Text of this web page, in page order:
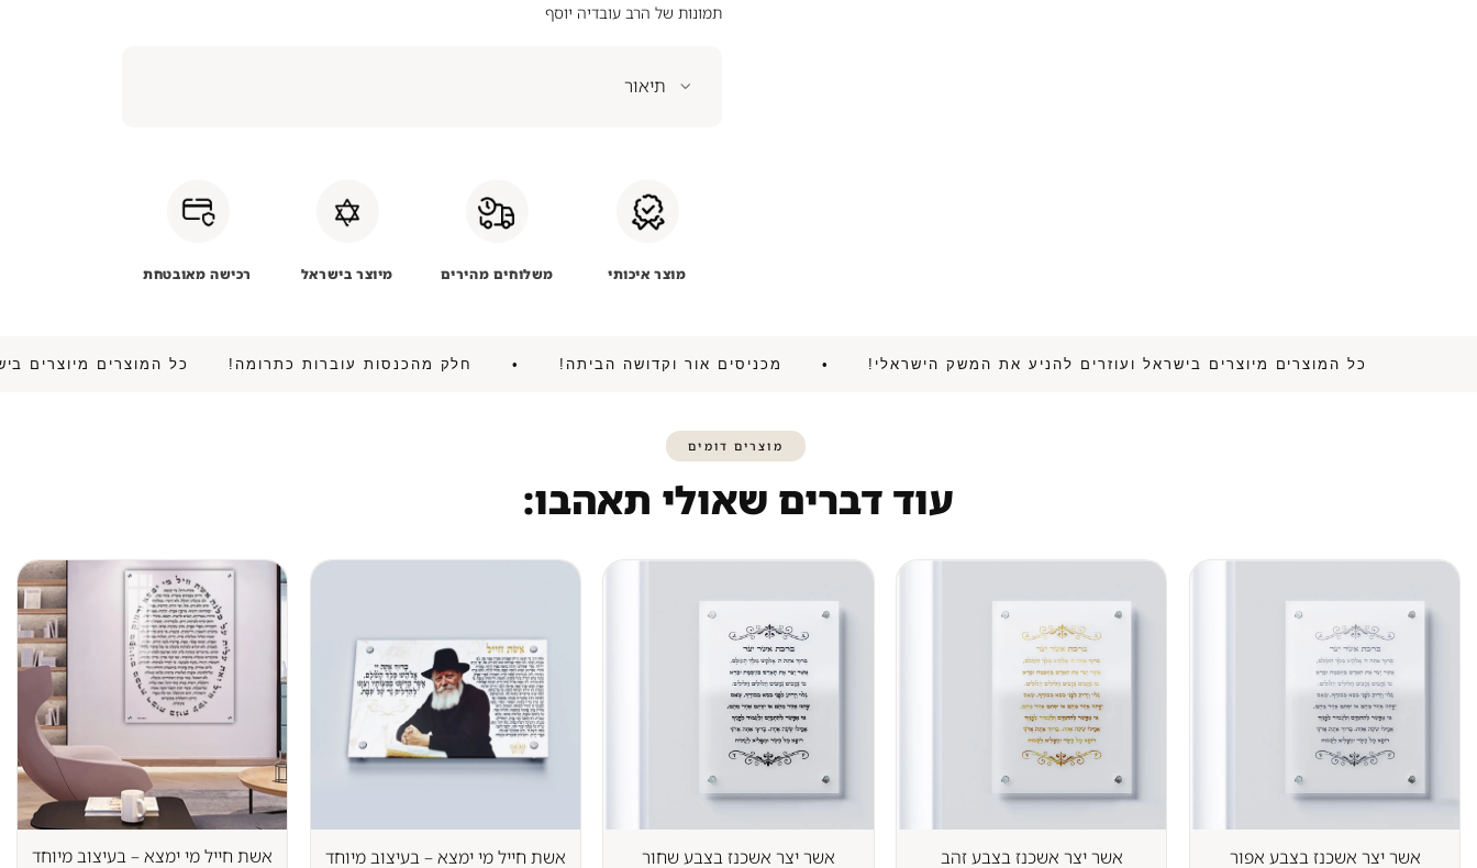
תמונות של הרב עובדיה יוסף
תיאור
מוצר איכותי משלוחים מהירים מיוצר בישראל רכישה מאובטחת
כל המוצרים מיוצרים בישראל ועוזרים להניע את המשק הישראלי! • מכניסים אור וקדושה הביתה! • חלק מהכנסות עוברות כתרומה!כל המוצרים
מוצרים דומים
עוד דברים שאולי תאהבו:
אשר יצר אשכנז בצבע אפור אשר יצר אשכנז בצבע זהב אשר יצר אשכנז בצבע שחור אשת חייל מי ימצא – בעיצוב מיוחד
אשת חייל מי ימצא – בעיצוב מיוחד